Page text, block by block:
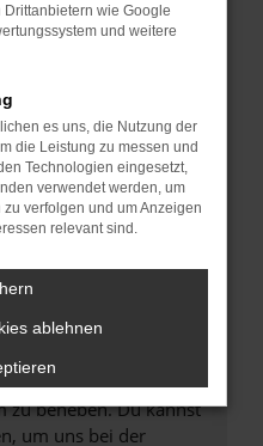
Browser und dein
neuesten Stand
nicht nur ein
kann auch dazu
Funktionen nicht mehr
Schritte versucht
Wir werden
zu beheben. Du kannst
um uns bei der
wie Google
und weitere
es uns, die Nutzung der
die Leistung zu messen und
Technologien eingesetzt,
verwendet werden, um
verfolgen und um Anzeigen
relevant sind.
ablehnen